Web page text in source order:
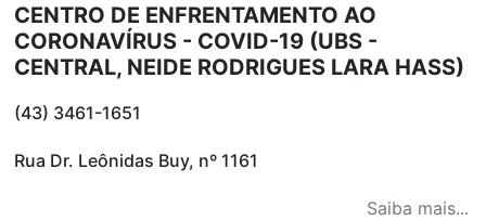
CENTRO DE ENFRENTAMENTO AO
CORONAVÍRUS - COVID-19 (UBS -
CENTRAL, NEIDE RODRIGUES LARA HASS)
(43) 3461-1651
Rua Dr. Leônidas Buy, nº 1161
Saiba mais...